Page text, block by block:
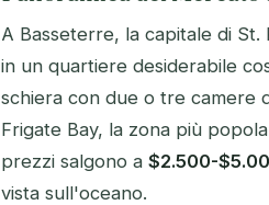
A Basseterre, la capitale di
in un quartiere desiderabile
schiera con due o tre camere
Frigate Bay, la zona più
prezzi salgono a $2.500-
vista sull'oceano.